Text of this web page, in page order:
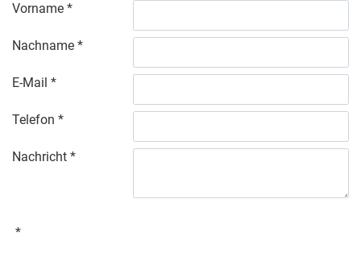
Vorname
Nachname
E-Mail
Telefon
Nachricht